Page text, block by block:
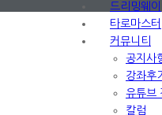
드리밍웨이
타로마스터
커뮤니티
공지사
강좌후기
유튜브
칼럼